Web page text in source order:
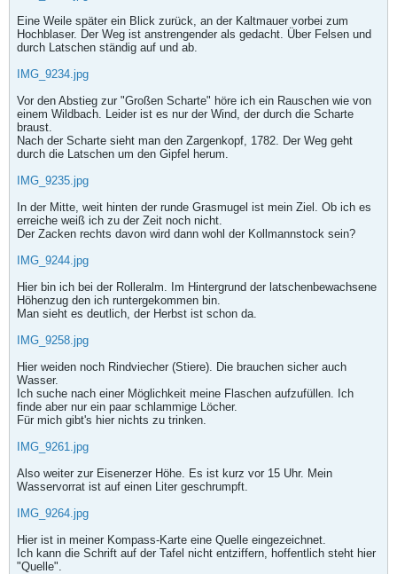
Eine Weile später ein Blick zurück, an der Kaltmauer vorbei zum
Hochblaser. Der Weg ist anstrengender als gedacht. Über Felsen und
durch Latschen ständig auf und ab.
IMG_9234.jpg
Vor den Abstieg zur "Großen Scharte" höre ich ein Rauschen wie von
einem Wildbach. Leider ist es nur der Wind, der durch die Scharte
braust.
Nach der Scharte sieht man den Zargenkopf, 1782. Der Weg geht
durch die Latschen um den Gipfel herum.
IMG_9235.jpg
In der Mitte, weit hinten der runde Grasmugel ist mein Ziel. Ob ich es
erreiche weiß ich zu der Zeit noch nicht.
Der Zacken rechts davon wird dann wohl der Kollmannstock sein?
IMG_9244.jpg
Hier bin ich bei der Rolleralm. Im Hintergrund der latschenbewachsene
Höhenzug den ich runtergekommen bin.
Man sieht es deutlich, der Herbst ist schon da.
IMG_9258.jpg
Hier weiden noch Rindviecher (Stiere). Die brauchen sicher auch
Wasser.
Ich suche nach einer Möglichkeit meine Flaschen aufzufüllen. Ich
finde aber nur ein paar schlammige Löcher.
Für mich gibt's hier nichts zu trinken.
IMG_9261.jpg
Also weiter zur Eisenerzer Höhe. Es ist kurz vor 15 Uhr. Mein
Wasservorrat ist auf einen Liter geschrumpft.
IMG_9264.jpg
Hier ist in meiner Kompass-Karte eine Quelle eingezeichnet.
Ich kann die Schrift auf der Tafel nicht entziffern, hoffentlich steht hier
"Quelle".